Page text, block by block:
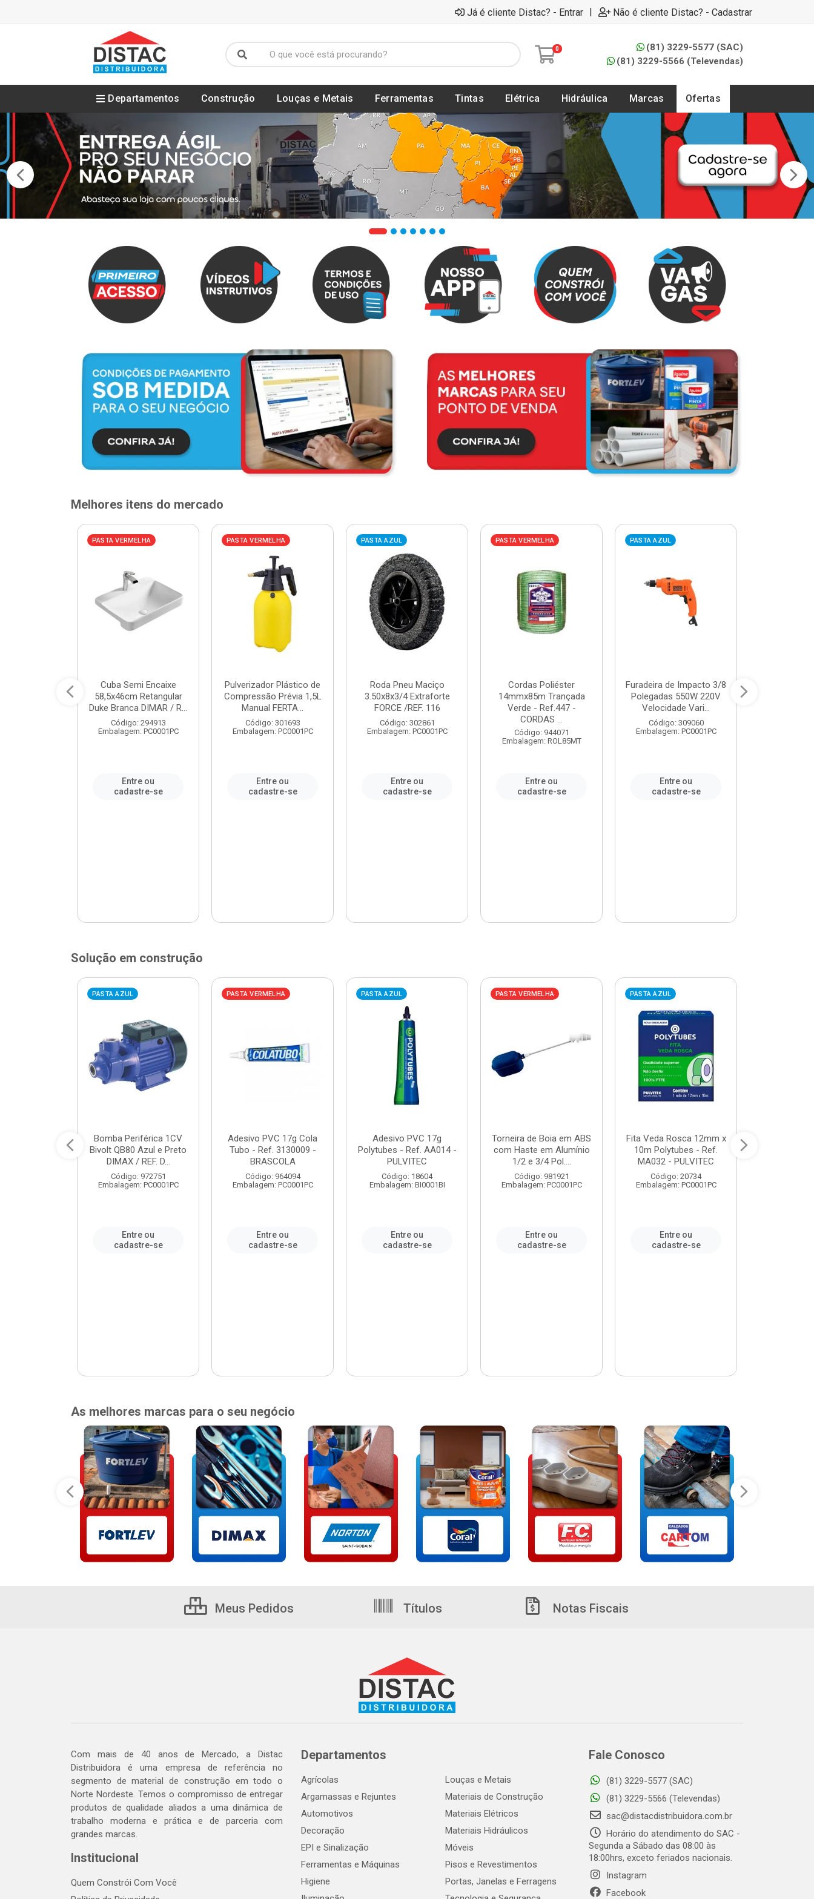
Já é cliente Distac? - Entrar | Não é cliente Distac? - Cadastrar
0
(81) 3229-5577 (SAC)
(81) 3229-5566 (Televendas)
Departamentos Construção Louças e Metais Ferramentas Tintas Elétrica Hidráulica Marcas Ofertas
Melhores itens do mercado
PASTA VERMELHA
Cuba Semi Encaixe
58,5x46cm Retangular
Duke Branca DIMAR / R...
Código: 294913
Embalagem: PC0001PC
Entre ou
cadastre-se
PASTA VERMELHA
Pulverizador Plástico de
Compressão Prévia 1,5L
Manual FERTA...
Código: 301693
Embalagem: PC0001PC
Entre ou
cadastre-se
PASTA AZUL
Roda Pneu Maciço
3.50x8x3/4 Extraforte
FORCE /REF. 116
Código: 302861
Embalagem: PC0001PC
Entre ou
cadastre-se
PASTA VERMELHA
Cordas Poliéster
14mmx85m Trançada
Verde - Ref.447 -
CORDAS ...
Código: 944071
Embalagem: ROL85MT
Entre ou
cadastre-se
PASTA AZUL
Furadeira de Impacto 3/8
Polegadas 550W 220V
Velocidade Vari...
Código: 309060
Embalagem: PC0001PC
Entre ou
cadastre-se
Solução em construção
PASTA AZUL
Bomba Periférica 1CV
Bivolt QB80 Azul e Preto
DIMAX / REF. D...
Código: 972751
Embalagem: PC0001PC
Entre ou
cadastre-se
PASTA VERMELHA
Adesivo PVC 17g Cola
Tubo - Ref. 3130009 -
BRASCOLA
Código: 964094
Embalagem: PC0001PC
Entre ou
cadastre-se
PASTA AZUL
Adesivo PVC 17g
Polytubes - Ref. AA014 -
PULVITEC
Código: 18604
Embalagem: BI0001BI
Entre ou
cadastre-se
PASTA VERMELHA
Torneira de Boia em ABS
com Haste em Alumínio
1/2 e 3/4 Pol....
Código: 981921
Embalagem: PC0001PC
Entre ou
cadastre-se
PASTA AZUL
Fita Veda Rosca 12mm x
10m Polytubes - Ref.
MA032 - PULVITEC
Código: 20734
Embalagem: PC0001PC
Entre ou
cadastre-se
As melhores marcas para o seu negócio
Meus Pedidos Títulos Notas Fiscais
Com mais de 40 anos de Mercado, a Distac
Distribuidora é uma empresa de referência no
segmento de material de construção em todo o
Norte Nordeste. Temos o compromisso de entregar
produtos de qualidade aliados a uma dinâmica de
trabalho moderna e prática e de parceria com
grandes marcas.
Institucional
Quem Constrói Com Você
Departamentos
Agrícolas
Argamassas e Rejuntes
Automotivos
Decoração
EPI e Sinalização
Ferramentas e Máquinas
Higiene
Louças e Metais
Materiais de Construção
Materiais Elétricos
Materiais Hidráulicos
Móveis
Pisos e Revestimentos
Portas, Janelas e Ferragens
Fale Conosco
(81) 3229-5577 (SAC)
(81) 3229-5566 (Televendas)
sac@distacdistribuidora.com.br
Horário do atendimento do SAC -
Segunda a Sábado das 08:00 às
18:00hrs, exceto feriados nacionais.
Instagram
Facebook